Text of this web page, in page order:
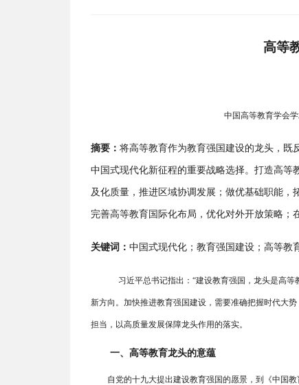
高等
中国高等教育学会
摘要： 将高等教育作为教育强国建设的龙头，既
中国式现代化新征程的重要战略选择。打造高等
及化质量，推进区域协调发展；做优基础职能，
完善高等教育国际化布局，优化对外开放策略；
关键词： 中国式现代化；教育强国建设；高等教
习近平总书记指出： “建设教育强国，龙头是高等
新方向。加快推进教育强国建设，需要准确把握时代大
担当，以高质量发展保障龙头作用的落实。
一、高等教育龙头的意蕴
自党的十九大提出建设教育强国的愿景，到《中国